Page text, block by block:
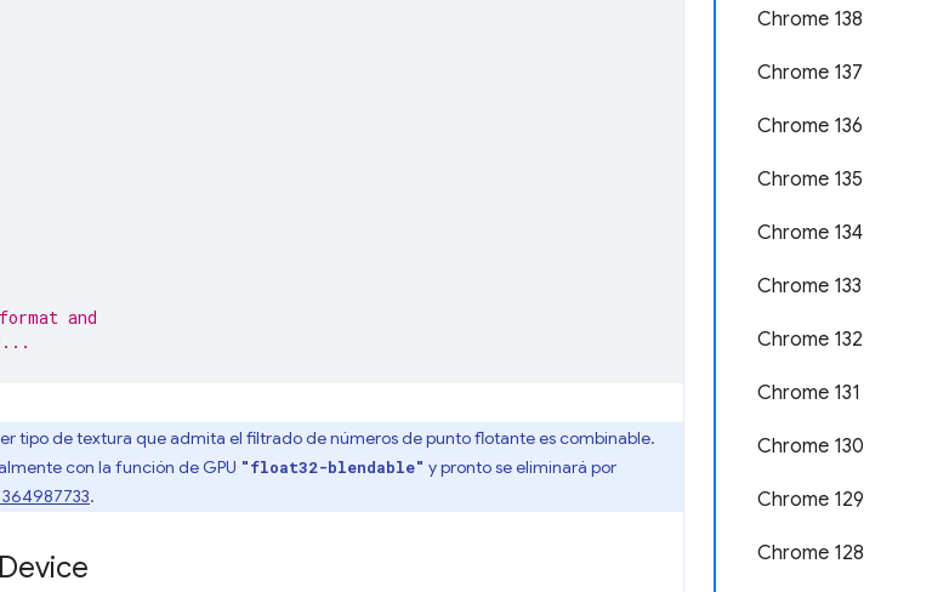
Chrome 138
Chrome 137
Chrome 136
Chrome 135
Chrome 134
Chrome 133
Chrome 132
Chrome 131
Chrome 130
Chrome 129
Chrome 128
and
tipo de textura que admita el filtrado de números de punto flotante es combinable.
con la función de GPU "float32-blendable" y pronto se eliminará por
.